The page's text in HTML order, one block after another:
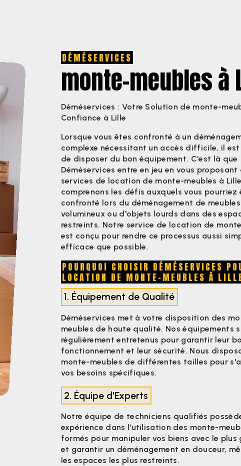
DÉMÉSERVICES
monte-meubles à
Déméservices : Votre Solution de monte-
Confiance à Lille
Lorsque vous êtes confronté à un
complexe nécessitant un accès difficile, il
de disposer du bon équipement. C'est là que
Déméservices entre en jeu en vous proposant
services de location de monte-meubles à
comprenons les défis auxquels vous pourriez
confronté lors du déménagement de meubles
volumineux ou d'objets lourds dans des
restreints. Notre service de location de
est conçu pour rendre ce processus aussi
efficace que possible.
POURQUOI CHOISIR DÉMÉSERVICES
LOCATION DE MONTE-MEUBLES À
1. Équipement de Qualité
Déméservices met à votre disposition des
meubles de haute qualité. Nos équipements
régulièrement entretenus pour garantir leur
fonctionnement et leur sécurité. Nous
monte-meubles de différentes tailles pour
vos besoins spécifiques.
2. Équipe d'Experts
Notre équipe de techniciens qualifiés
expérience dans l'utilisation des monte-
formés pour manipuler vos biens avec le plus
et garantir un déménagement en douceur,
les espaces les plus restreints.